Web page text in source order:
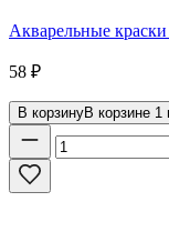
Акварельные
58 ₽
В корзинуВ корзине 1